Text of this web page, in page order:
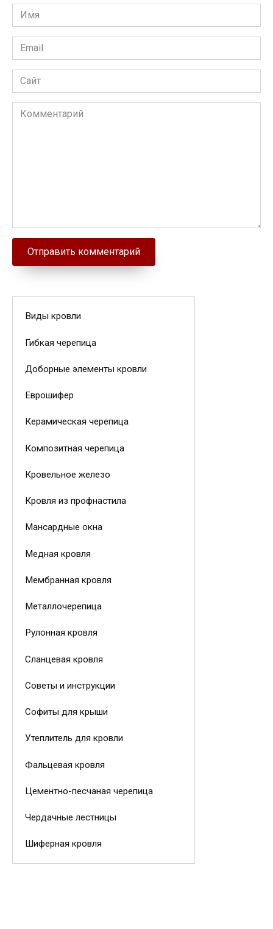
Имя
Email
Сайт
Комментарий
Виды кровли
Гибкая черепица
Доборные элементы кровли
Еврошифер
Керамическая черепица
Композитная черепица
Кровельное железо
Кровля из профнастила
Мансардные окна
Медная кровля
Мембранная кровля
Металлочерепица
Рулонная кровля
Сланцевая кровля
Советы и инструкции
Софиты для крыши
Утеплитель для кровли
Фальцевая кровля
Цементно-песчаная черепица
Чердачные лестницы
Шиферная кровля